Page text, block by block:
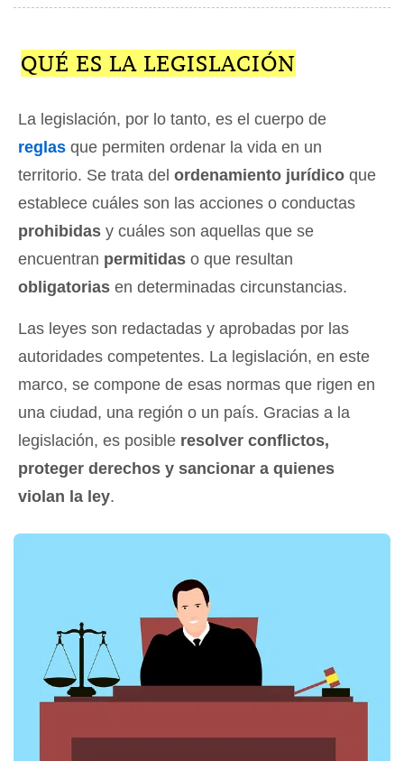
QUÉ ES LA LEGISLACIÓN
La legislación, por lo tanto, es el cuerpo de
reglas que permiten ordenar la vida en un
territorio. Se trata del ordenamiento jurídico que
establece cuáles son las acciones o conductas
prohibidas y cuáles son aquellas que se
encuentran permitidas o que resultan
obligatorias en determinadas circunstancias.
Las leyes son redactadas y aprobadas por las
autoridades competentes. La legislación, en este
marco, se compone de esas normas que rigen en
una ciudad, una región o un país. Gracias a la
legislación, es posible resolver conflictos,
proteger derechos y sancionar a quienes
violan la ley.